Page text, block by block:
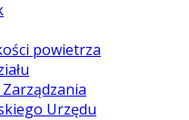
powietrza
Urzędu